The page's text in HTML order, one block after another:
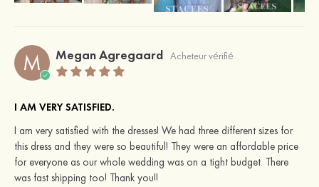
M Megan Agregaard Acheteur vérifié
I AM VERY SATISFIED.
I am very satisfied with the dresses! We had three different sizes for
this dress and they were so beautiful! They were an affordable price
for everyone as our whole wedding was on a tight budget. There
was fast shipping too! Thank you!!